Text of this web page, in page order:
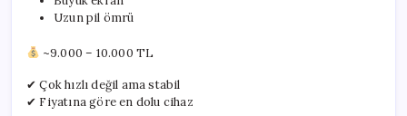
Uzun pil ömrü
~9.000 – 10.000 TL
✔ Çok hızlı değil ama stabil
✔ Fiyatına göre en dolu cihaz